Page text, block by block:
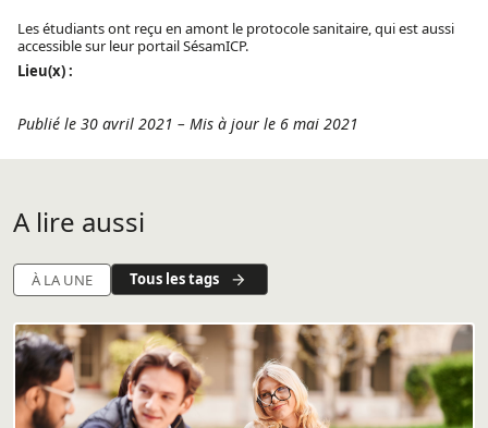
Les étudiants ont reçu en amont le protocole sanitaire, qui est aussi
accessible sur leur portail SésamICP.
Lieu(x) :
Publié le 30 avril 2021 – Mis à jour le 6 mai 2021
A lire aussi
À LA UNE Tous les tags